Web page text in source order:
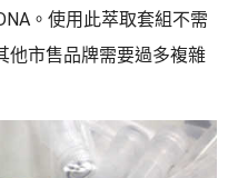
。使用此萃取套組不需
他市售品牌需要過多複雜